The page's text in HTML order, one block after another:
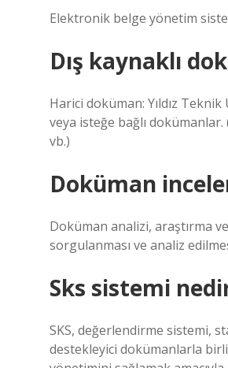
Elektronik belge yönetim
Dış kaynaklı
Harici doküman: Yıldız
veya isteğe bağlı
vb.)
Doküman
Doküman analizi, araştırma
sorgulanması ve analiz
Sks sistemi
SKS, değerlendirme sistemi,
destekleyici dokümanlarla